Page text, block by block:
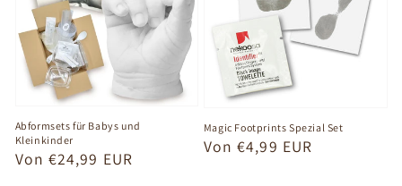
Abformsets für Babys und
Kleinkinder
Normaler
Von €24,99 EUR
Magic Footprints Spezial Set
Normaler
Von €4,99 EUR